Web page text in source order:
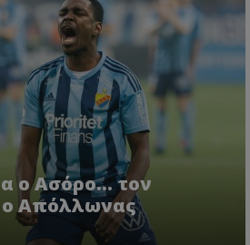
ο Ασόρο... τον
ο Απόλλωνας